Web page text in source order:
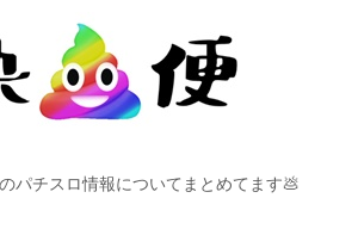
パチスロ情報についてまとめてます💩